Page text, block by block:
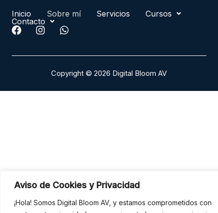
Aviso de Cookies y Privacidad
¡Hola! Somos Digital Bloom AV, y estamos comprometidos con
Inicio Sobre mí Servicios
Cursos
Contacto
F
e
o
I
t
r
W
t
a
p
Copyright © 2026 Digital Bloom AV